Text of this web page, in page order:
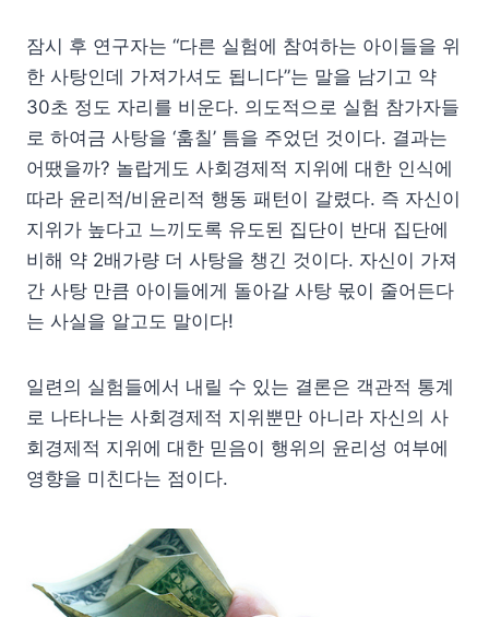
잠시 후 연구자는 “다른 실험에 참여하는 아이들을 위
한 사탕인데 가져가셔도 됩니다”는 말을 남기고 약
30초 정도 자리를 비운다. 의도적으로 실험 참가자들
로 하여금 사탕을 ‘훔칠’ 틈을 주었던 것이다. 결과는
어땠을까? 놀랍게도 사회경제적 지위에 대한 인식에
따라 윤리적/비윤리적 행동 패턴이 갈렸다. 즉 자신이
지위가 높다고 느끼도록 유도된 집단이 반대 집단에
비해 약 2배가량 더 사탕을 챙긴 것이다. 자신이 가져
간 사탕 만큼 아이들에게 돌아갈 사탕 몫이 줄어든다
는 사실을 알고도 말이다!
일련의 실험들에서 내릴 수 있는 결론은 객관적 통계
로 나타나는 사회경제적 지위뿐만 아니라 자신의 사
회경제적 지위에 대한 믿음이 행위의 윤리성 여부에
영향을 미친다는 점이다.